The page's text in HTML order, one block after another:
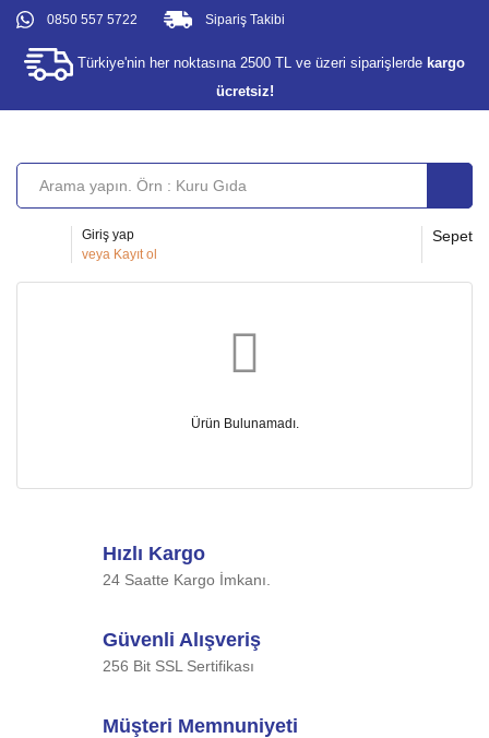
0850 557 5722
Türkiye'nin her noktasına 2500 TL ve üzeri siparişlerde kargo
ücretsiz!
Sipariş Takibi
Giriş yap
veya Kayıt ol
Sepet
Ürün Bulunamadı.
Hızlı Kargo
24 Saatte Kargo İmkanı.
Güvenli Alışveriş
256 Bit SSL Sertifikası
Müşteri Memnuniyeti